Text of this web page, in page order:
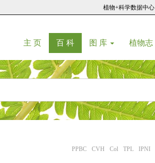
植物+科学数据中心
主 页(current)
百 科(current)
图 库 植物志
PPBC CVH Col TPL IPNI